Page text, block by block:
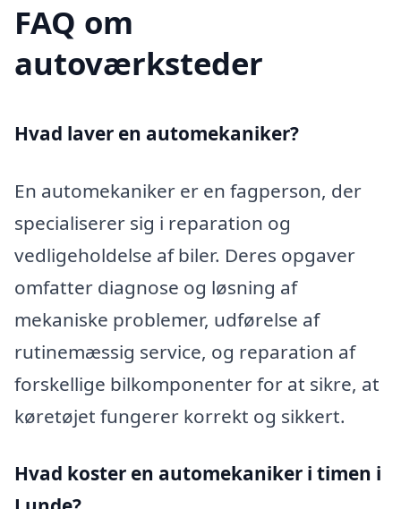
FAQ om
autoværksteder
Hvad laver en automekaniker?
En automekaniker er en fagperson, der
specialiserer sig i reparation og
vedligeholdelse af biler. Deres opgaver
omfatter diagnose og løsning af
mekaniske problemer, udførelse af
rutinemæssig service, og reparation af
forskellige bilkomponenter for at sikre, at
køretøjet fungerer korrekt og sikkert.
Hvad koster en automekaniker i timen i